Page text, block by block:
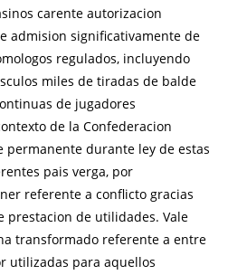
carente autorizacion
admision significativamente de
regulados, incluyendo
miles de tiradas de balde
de jugadores
de la Confederacion
permanente durante ley de estas
pais verga, por
referente a conflicto gracias
prestacion de utilidades. Vale
transformado referente a entre
utilizadas para aquellos